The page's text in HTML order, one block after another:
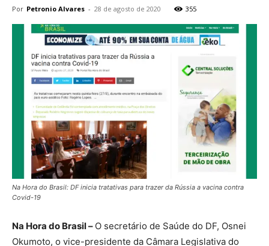
Por Petronio Alvares - 28 de agosto de 2020 355
Na Hora do Brasil: DF inicia tratativas para trazer da Rússia a vacina contra
Covid-19
Na Hora do Brasil – O secretário de Saúde do DF, Osnei
Okumoto, o vice-presidente da Câmara Legislativa do